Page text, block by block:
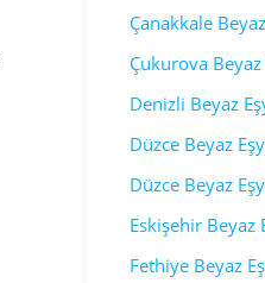
Çanakkale
Çukurova
Denizli Beyaz
Düzce Beyaz
Düzce Beyaz
Eskişehir Beyaz
Fethiye Beyaz